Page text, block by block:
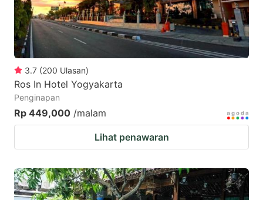
3.7 (200 Ulasan)
Ros In Hotel Yogyakarta
Penginapan
Rp 449,000 /malam
Lihat penawaran